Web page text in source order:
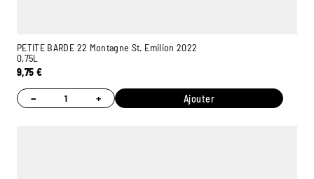
PETITE BARDE 22 Montagne St. Emilion 2022
0,75L
9,75 €
− + Ajouter